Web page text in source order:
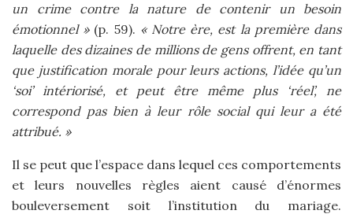
un crime contre la nature de contenir un besoin
émotionnel » (p. 59). « Notre ère, est la première dans
laquelle des dizaines de millions de gens offrent, en tant
que justification morale pour leurs actions, l’idée qu’un
‘soi’ intériorisé, et peut être même plus ‘réel’, ne
correspond pas bien à leur rôle social qui leur a été
attribué. »
Il se peut que l’espace dans lequel ces comportements
et leurs nouvelles règles aient causé d’énormes
bouleversement soit l’institution du mariage.